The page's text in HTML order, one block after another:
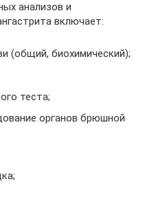
анализов и
включает:
(общий, биохимический);
теста;
органов брюшной